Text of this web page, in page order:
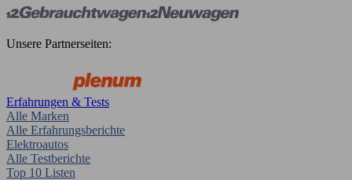
Unsere Partnerseiten:
Erfahrungen & Tests
Alle Marken
Alle Erfahrungsberichte
Elektroautos
Alle Testberichte
Top 10 Listen